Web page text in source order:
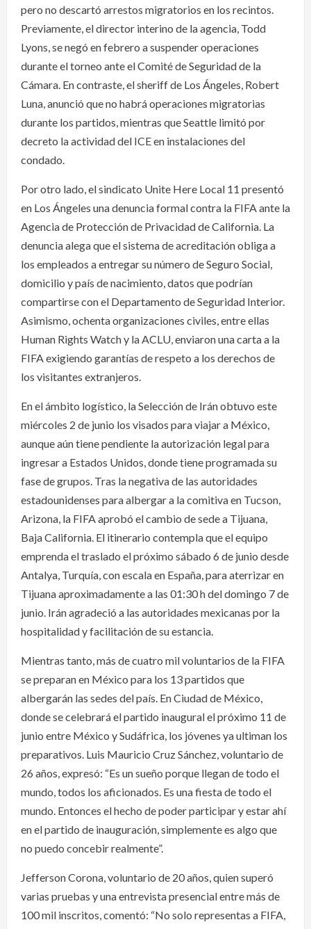
pero no descartó arrestos migratorios en los recintos.
Previamente, el director interino de la agencia, Todd
Lyons, se negó en febrero a suspender operaciones
durante el torneo ante el Comité de Seguridad de la
Cámara. En contraste, el sheriff de Los Ángeles, Robert
Luna, anunció que no habrá operaciones migratorias
durante los partidos, mientras que Seattle limitó por
decreto la actividad del ICE en instalaciones del
condado.
Por otro lado, el sindicato Unite Here Local 11 presentó
en Los Ángeles una denuncia formal contra la FIFA ante la
Agencia de Protección de Privacidad de California. La
denuncia alega que el sistema de acreditación obliga a
los empleados a entregar su número de Seguro Social,
domicilio y país de nacimiento, datos que podrían
compartirse con el Departamento de Seguridad Interior.
Asimismo, ochenta organizaciones civiles, entre ellas
Human Rights Watch y la ACLU, enviaron una carta a la
FIFA exigiendo garantías de respeto a los derechos de
los visitantes extranjeros.
En el ámbito logístico, la Selección de Irán obtuvo este
miércoles 2 de junio los visados para viajar a México,
aunque aún tiene pendiente la autorización legal para
ingresar a Estados Unidos, donde tiene programada su
fase de grupos. Tras la negativa de las autoridades
estadounidenses para albergar a la comitiva en Tucson,
Arizona, la FIFA aprobó el cambio de sede a Tijuana,
Baja California. El itinerario contempla que el equipo
emprenda el traslado el próximo sábado 6 de junio desde
Antalya, Turquía, con escala en España, para aterrizar en
Tijuana aproximadamente a las 01:30 h del domingo 7 de
junio. Irán agradeció a las autoridades mexicanas por la
hospitalidad y facilitación de su estancia.
Mientras tanto, más de cuatro mil voluntarios de la FIFA
se preparan en México para los 13 partidos que
albergarán las sedes del país. En Ciudad de México,
donde se celebrará el partido inaugural el próximo 11 de
junio entre México y Sudáfrica, los jóvenes ya ultiman los
preparativos. Luis Mauricio Cruz Sánchez, voluntario de
26 años, expresó: “Es un sueño porque llegan de todo el
mundo, todos los aficionados. Es una fiesta de todo el
mundo. Entonces el hecho de poder participar y estar ahí
en el partido de inauguración, simplemente es algo que
no puedo concebir realmente”.
Jefferson Corona, voluntario de 20 años, quien superó
varias pruebas y una entrevista presencial entre más de
100 mil inscritos, comentó: “No solo representas a FIFA,